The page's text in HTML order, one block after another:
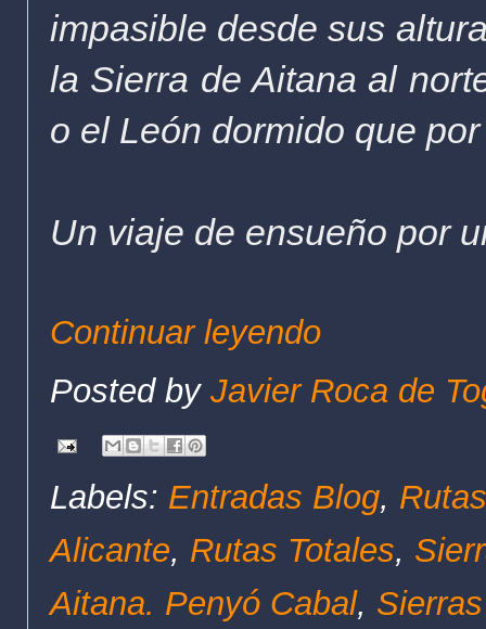
impasible desde sus
la Sierra de Aitana al
o el León dormido que
Un viaje de ensueño por
Continuar leyendo
Posted by Javier Roca de
Labels: Entradas Blog,
Alicante, Rutas Totales,
Aitana. Penyó Cabal,